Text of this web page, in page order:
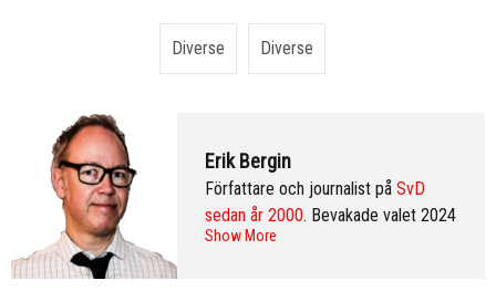
Diverse Diverse
Erik Bergin
Författare och journalist på SvD
sedan år 2000. Bevakade valet 2024
från Washington DC och var SvD:s
Show More